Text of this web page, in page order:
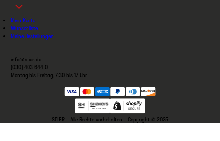
Mein Konto
Wunschliste
Meine Bestellungen
info@stier.de
(030) 403 644 0
Montag bis Freitag, 7:30 bis 17 Uhr
STIER - Alle Rechte vorbehalten - Copyright © 2025